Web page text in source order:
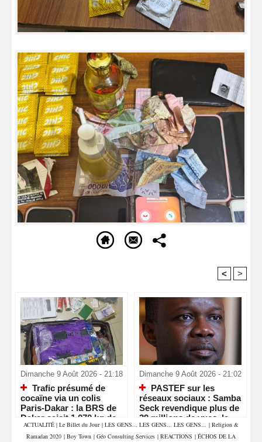
< >
Dimanche 9 Août 2026 - 21:18
Trafic présumé de
cocaïne via un colis
Paris-Dakar : la BRS de
Dakar saisit 1,070 kg de
drogue et interpelle deux
commerçants
Dimanche 9 Août 2026 - 21:02
PASTEF sur les
réseaux sociaux : Samba
Seck revendique plus de
39 millions de vues, la «
machine » numérique de
Sonko en pleine
ACTUALITÉ | Le Billet du Jour | LES GENS... LES GENS... LES GENS... | Religion &
Ramadan 2020 | Boy Town | Géo Consulting Services | REACTIONS | ÉCHOS DE LA